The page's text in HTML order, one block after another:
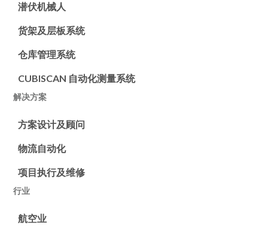
潜伏机械人
货架及层板系统
仓库管理系统
CUBISCAN 自动化测量系统
解决方案
方案设计及顾问
物流自动化
项目执行及维修
行业
航空业